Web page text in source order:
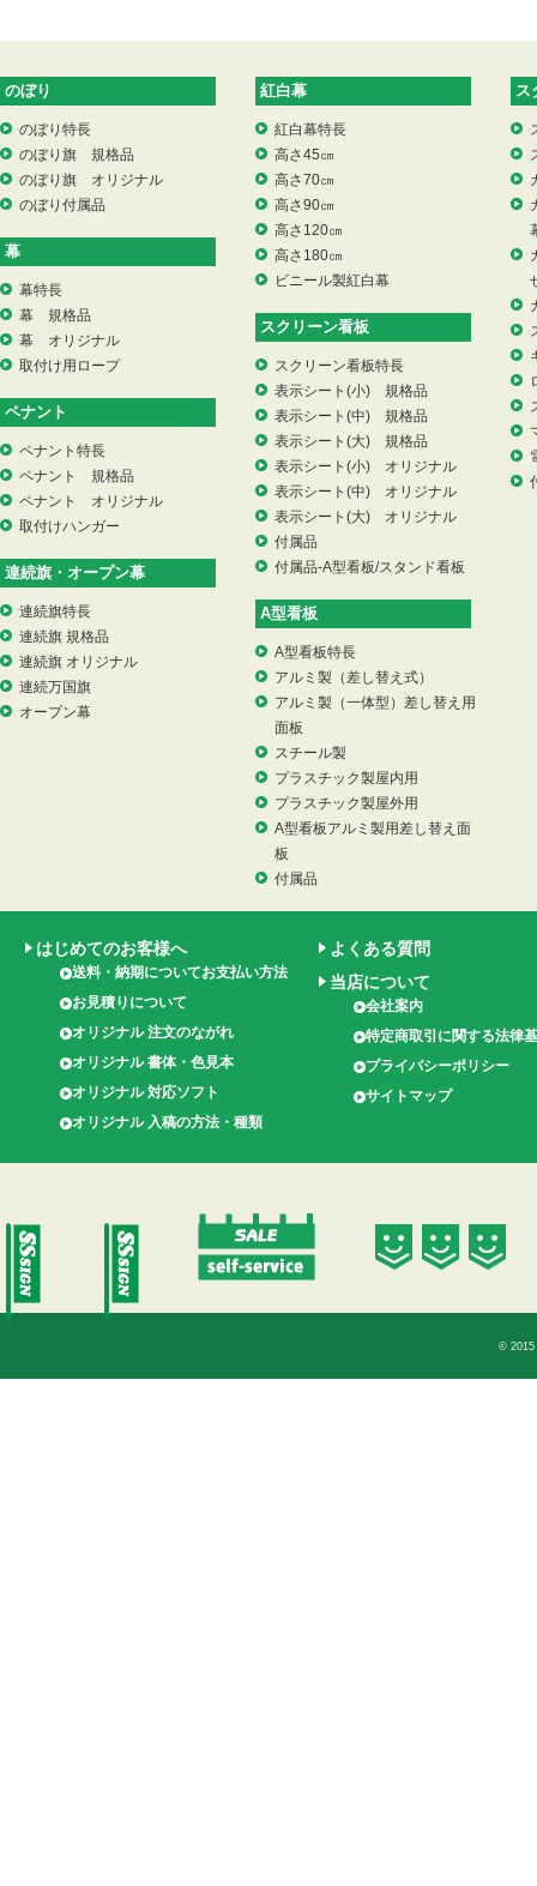
のぼり
のぼり特長
のぼり旗 規格品
のぼり旗 オリジナル
のぼり付属品
幕
幕特長
幕 規格品
幕 オリジナル
取付け用ロープ
ペナント
ペナント特長
ペナント 規格品
ペナント オリジナル
取付けハンガー
連続旗・オープン幕
連続旗特長
連続旗 規格品
連続旗 オリジナル
連続万国旗
オープン幕
紅白幕
紅白幕特長
高さ45㎝
高さ70㎝
高さ90㎝
高さ120㎝
高さ180㎝
ビニール製紅白幕
スクリーン看板
スクリーン看板特長
表示シート(小) 規格品
表示シート(中) 規格品
表示シート(大) 規格品
表示シート(小) オリジナル
表示シート(中) オリジナル
表示シート(大) オリジナル
付属品
付属品-A型看板/スタンド看板
A型看板
A型看板特長
アルミ製（差し替え式）
アルミ製（一体型）差し替え用
面板
スチール製
プラスチック製屋内用
プラスチック製屋外用
A型看板アルミ製用差し替え面
板
付属品
ス
はじめてのお客様へ
送料・納期についてお支払い方法
お見積りについて
オリジナル 注文のながれ
オリジナル 書体・色見本
オリジナル 対応ソフト
オリジナル 入稿の方法・種類
よくある質問
当店について
会社案内
特定商取引に関する法律
プライバシーポリシー
サイトマップ
© 2015